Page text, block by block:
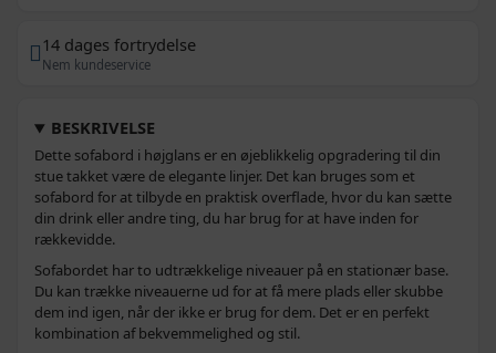
14 dages fortrydelse
Nem kundeservice
BESKRIVELSE
Dette sofabord i højglans er en øjeblikkelig opgradering til din
stue takket være de elegante linjer. Det kan bruges som et
sofabord for at tilbyde en praktisk overflade, hvor du kan sætte
din drink eller andre ting, du har brug for at have inden for
rækkevidde.
Sofabordet har to udtrækkelige niveauer på en stationær base.
Du kan trække niveauerne ud for at få mere plads eller skubbe
dem ind igen, når der ikke er brug for dem. Det er en perfekt
kombination af bekvemmelighed og stil.